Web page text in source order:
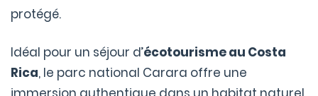
protégé.
Idéal pour un séjour d’écotourisme au Costa
Rica, le parc national Carara offre une